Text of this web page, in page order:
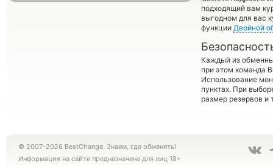
подходящий вам
выгодном для вас
функции Двойной
Каждый из
при этом команда
Использование
пунктах. При
размер резервов и
© 2007-2026 BestChange. Знаем, где обменять!
Информация на сайте предназначена для лиц 18+